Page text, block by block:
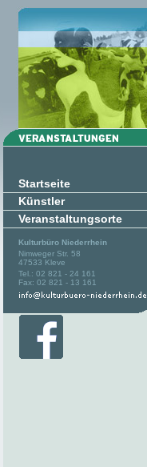
Startseite
Künstler
Veranstaltungsorte
Kulturbüro Niederrhein
Nimweger Str. 58
47533 Kleve
Tel.: 02 821 - 24 161
Fax: 02 821 - 13 161